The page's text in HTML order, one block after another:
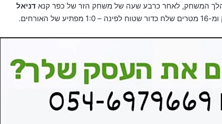
המשחק, לאחר כרבע שעה של משחק הזר של כפר קנא דניאל
האורחים.